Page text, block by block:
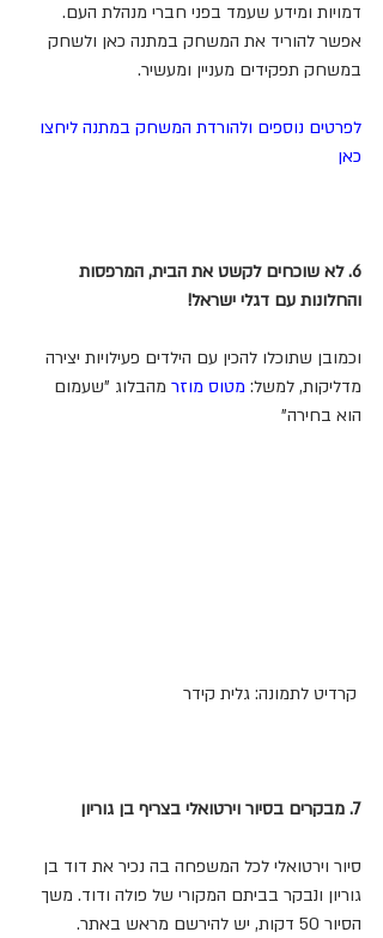
דמויות ומידע שעמד בפני חברי מנהלת העם.
אפשר להוריד את המשחק במתנה כאן ולשחק
במשחק תפקידים מעניין ומעשיר.
לפרטים נוספים ולהורדת המשחק במתנה ליחצו
כאן
6. לא שוכחים לקשט את הבית, המרפסות
והחלונות עם דגלי ישראל!
וכמובן שתוכלו להכין עם הילדים פעילויות יצירה
מדליקות, למשל: מטוס מוזר מהבלוג "שעמום
הוא בחירה"
7. מבקרים בסיור וירטואלי בצריף בן גוריון
סיור וירטואלי לכל המשפחה בה נכיר את דוד בן
גוריון ונבקר בביתם המקורי של פולה ודוד. משך
הסיור 50 דקות, יש להירשם מראש באתר.